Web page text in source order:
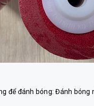
để đánh bóng: Đánh